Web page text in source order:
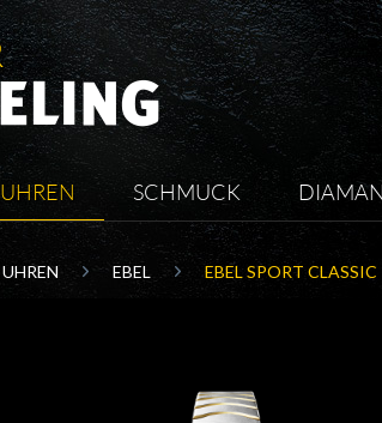
UHREN SCHMUCK
UHREN EBEL EBEL SPORT CLASSIC